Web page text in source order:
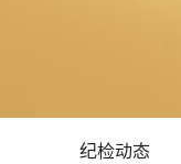
纪检动态